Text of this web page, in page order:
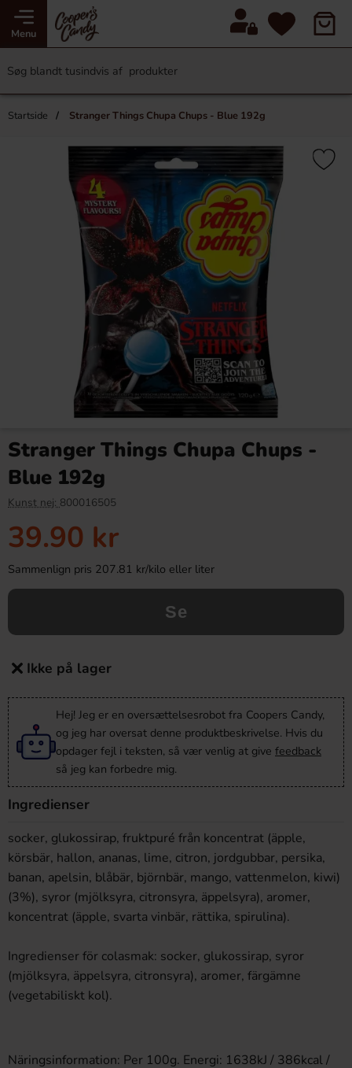
Menu
Startside Stranger Things Chupa Chups - Blue 192g
Stranger Things Chupa Chups -
Blue 192g
Kunst nej: 800016505
39.90 kr
Sammenlign pris 207.81 kr/kilo eller liter
Se
Ikke på lager
Hej! Jeg er en oversættelsesrobot fra Coopers Candy,
og jeg har oversat denne produktbeskrivelse. Hvis du
opdager fejl i teksten, så vær venlig at give feedback
så jeg kan forbedre mig.
Ingredienser
socker, glukossirap, fruktpuré från koncentrat (äpple,
körsbär, hallon, ananas, lime, citron, jordgubbar, persika,
banan, apelsin, blåbär, björnbär, mango, vattenmelon, kiwi)
(3%), syror (mjölksyra, citronsyra, äppelsyra), aromer,
koncentrat (äpple, svarta vinbär, rättika, spirulina).
Ingredienser för colasmak: socker, glukossirap, syror
(mjölksyra, äppelsyra, citronsyra), aromer, färgämne
(vegetabiliskt kol).
Näringsinformation: Per 100g. Energi: 1638kJ / 386kcal /